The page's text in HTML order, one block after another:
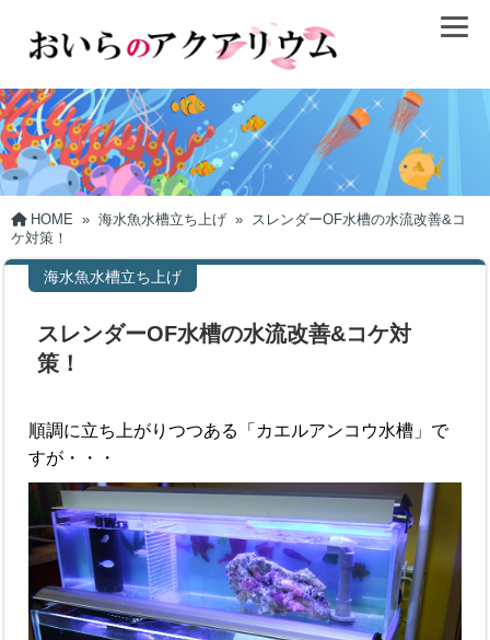
HOME » 海水魚水槽立ち上げ » スレンダーOF水槽の水流改善&コ
ケ対策！
海水魚水槽立ち上げ
スレンダーOF水槽の水流改善&コケ対
策！
順調に立ち上がりつつある「カエルアンコウ水槽」で
すが・・・